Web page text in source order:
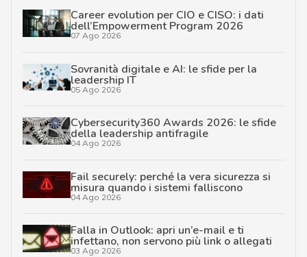
Career evolution per CIO e CISO: i dati
dell’Empowerment Program 2026
07 Ago 2026
Sovranità digitale e AI: le sfide per la
leadership IT
05 Ago 2026
Cybersecurity360 Awards 2026: le sfide
della leadership antifragile
04 Ago 2026
Fail securely: perché la vera sicurezza si
misura quando i sistemi falliscono
04 Ago 2026
Falla in Outlook: apri un’e-mail e ti
infettano, non servono più link o allegati
03 Ago 2026